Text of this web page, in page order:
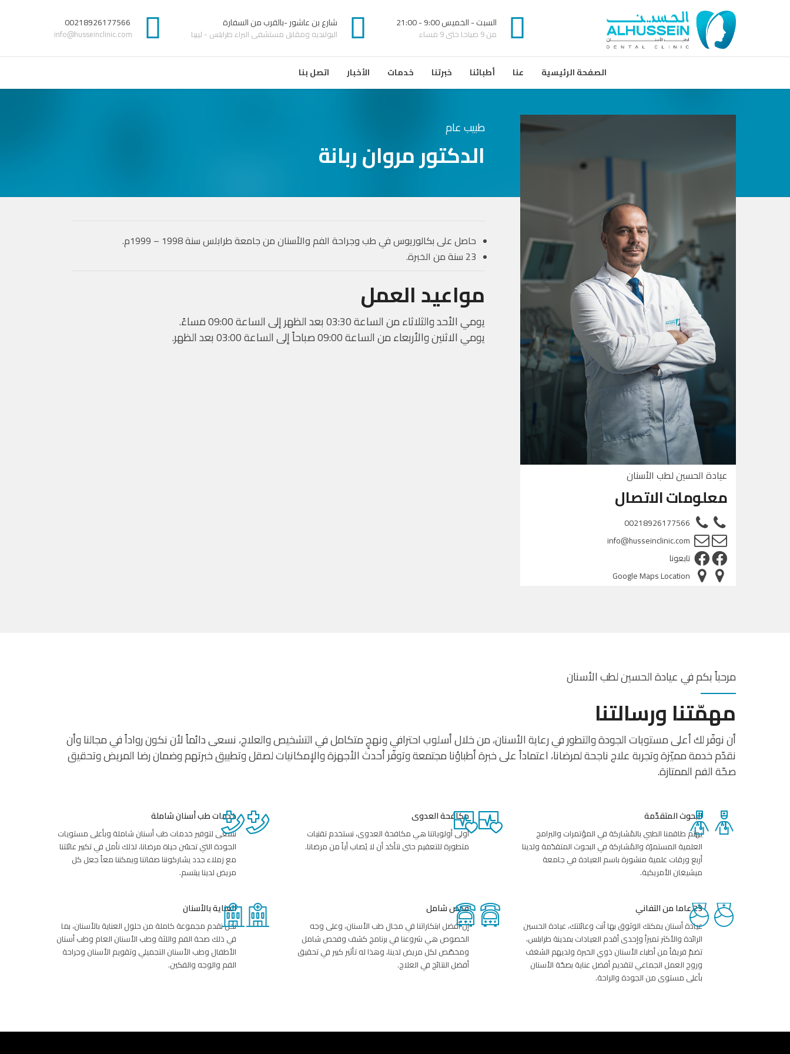
السبت - الخميس 9:00 - 21:00
من 9 صباحا حتى 9 مساء
شارع بن عاشور -بالقرب من السفارة
البولنديه ومقابل مستشفى البراء طرابلس - ليبيا info@husseinclinic.com
الصفحة الرئيسية عنا أطبائنا خبرتنا خدمات الأخبار اتصل بنا
طبيب عام
الدكتور مروان ربانة
عيادة الحسين لطب الأسنان
معلومات الاتصال
00218926177566
info@husseinclinic.com
تابعونا
Google Maps Location
حاصل على بكالوريوس في طب وجراحة الفم والأسنان من جامعة طرابلس سنة 1998 – 1999م.
23 سنة من الخبرة.
مواعيد العمل
يومي الأحد والثلاثاء من الساعة 03:30 بعد الظهر إلى الساعة 09:00 مساءً.
يومي الاثنين والأربعاء من الساعة 09:00 صباحاً إلى الساعة 03:00 بعد الظهر.
مرحباً بكم في عيادة الحسين لطب الأسنان
مهمّتنا ورسالتنا
أن نوفّر لك أعلى مستويات الجودة والتطور في رعاية الأسنان، من خلال أسلوب احترافي ونهجٍ متكامل في التشخيص والعلاج، نسعى دائماً لأن نكون رواداً في مجالنا وأن
نقدّم خدمة مميّزة وتجربة علاج ناجحة لمرضانا، اعتماداً على خبرة أطباؤنا مجتمعة وتوفّر أحدث الأجهزة والإمكانيات لصقل وتطبيق خبرتهم وضمان رضا المريض وتحقيق
صحّة الفم الممتازة.
البحوث المتقدّمة
يهتم طاقمنا الطبي بالمُشاركة في المؤتمرات والبرامج
العلمية المستمرّة والمُشاركة في البحوث المتقدّمة ولدينا
أربع ورقات علمية منشورة باسم العيادة في جامعة
ميشيغان الأمريكية.
مكافحة العدوى
أولى أولوياتنا هي مكافحة العدوى، نستخدم تقنيات
متطورة للتعقيم حتى نتأكد أن لا يُصاب أياً من مرضانا.
خدمات طب أسنان شاملة
نسعى لتوفير خدمات طب أسنان شاملة وبأعلى مستويات
الجودة التي تحسّن حياة مرضانا، لذلك نأمل في تكبير عائلتنا
مع زملاء جدد يشاركوننا صفاتنا ويمكننا معاً جعل كل
مريض لدينا يبتسم.
23 عاما من التفاني
عيادة أسنان يمكنك الوثوق بها أنت وعائلتك، عيادة الحسين
الرائدة والأكثر تميزاً وإحدى أقدم العيادات بمدينة طرابلس،
تضمّ فريقاً من أطباء الأسنان ذوي الخبرة ولديهم الشغف
وروح العمل الجماعي لتقديم أفضل عناية بصحّة الأسنان
بأعلى مستوى من الجودة والراحة.
فحص شامل
إن أفضل ابتكاراتنا في مجال طب الأسنان، وعلى وجه
الخصوص هي شروعنا في برنامج كشف وفحص شامل
ومخصّص لكل مريض لدينا، وهذا له تأثير كبير في تحقيق
أفضل النتائج في العلاج.
العناية بالأسنان
نحن نقدم مجموعة كاملة من حلول العناية بالأسنان، بما
في ذلك صحة الفم واللثة وطب الأسنان العام وطب أسنان
الأطفال وطب الأسنان التجميلي وتقويم الأسنان وجراحة
الفم والوجه والفكين.